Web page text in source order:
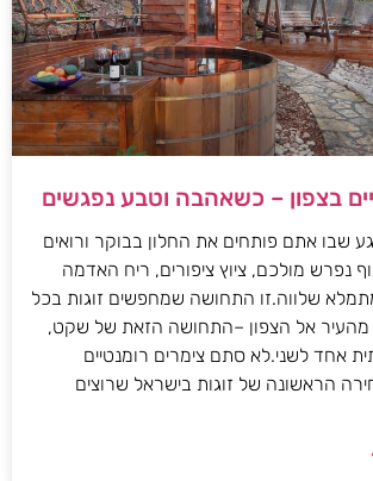
בצפון – כשאהבה וטבע נפגשים
שבו אתם פותחים את החלון בבוקר ורואים
נפרש מולכם, ציוץ ציפורים, ריח האדמה
שלווה.זו התחושה שמחפשים זוגות בכל
אל הצפון –התחושה הזאת של שקט,
אחד לשני.לא סתם צימרים רומנטיים
הראשונה של זוגות בישראל שרוצים